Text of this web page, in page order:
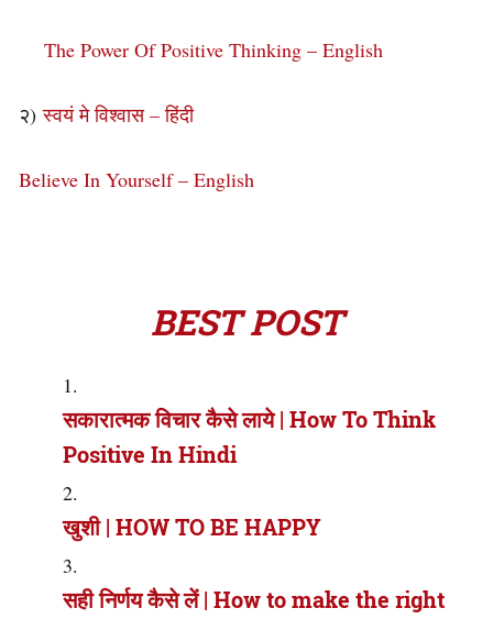
The Power Of Positive Thinking – English
२)स्वयं मे विश्वास – हिंदी
Believe In Yourself – English
BEST POST
सकारात्मक विचार कैसे लाये | How To Think
Positive In Hindi
खुशी | HOW TO BE HAPPY
सही निर्णय कैसे लें | How to make the right